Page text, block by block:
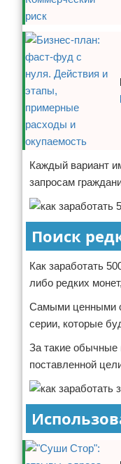
Каждый вариант
запросам
Поиск
Как заработать
либо редких
Самыми ценными
серии, которые
За такие обычные
поставленной